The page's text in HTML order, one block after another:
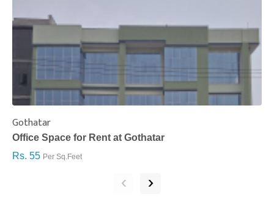
Gothatar
Office Space for Rent at Gothatar
Rs. 55 Per Sq.Feet
‹ ›